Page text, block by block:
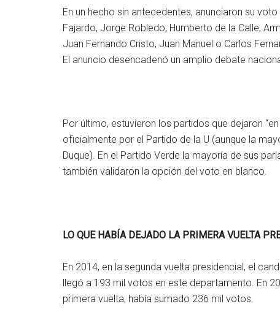
En un hecho sin antecedentes, anunciaron su
Fajardo, Jorge Robledo, Humberto de la Calle,
Juan Fernando Cristo, Juan Manuel o Carlos
El anuncio desencadenó un amplio debate
Por último, estuvieron los partidos que dejaron
oficialmente por el Partido de la U (aunque la
Duque). En el Partido Verde la mayoría de sus
también validaron la opción del voto en blanco.
LO QUE HABÍA DEJADO LA PRIMERA VUELTA
En 2014, en la segunda vuelta presidencial, el
llegó a 193 mil votos en este departamento. En
primera vuelta, había sumado 236 mil votos.